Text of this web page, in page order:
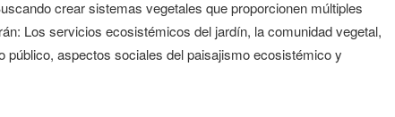
crear sistemas vegetales que proporcionen múltiples
Los servicios ecosistémicos del jardín, la comunidad vegetal,
aspectos sociales del paisajismo ecosistémico y